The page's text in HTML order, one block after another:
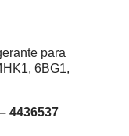
para
6BG1,
4436537